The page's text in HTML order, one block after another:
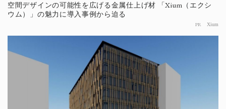
空間デザインの可能性を広げる金属仕上げ材 「Xium（エクシ
ウム）」の魅力に導入事例から迫る
PR Xium